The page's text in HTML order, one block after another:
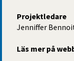
Projektledare
Jenniffer
Läs mer på